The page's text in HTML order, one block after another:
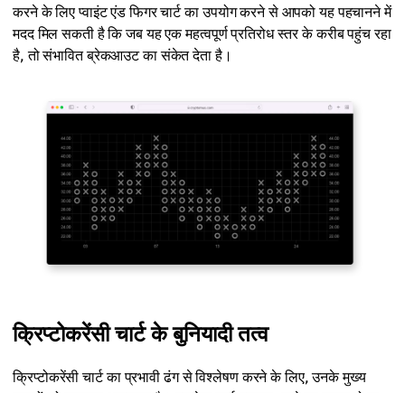
करने के लिए प्वाइंट एंड फिगर चार्ट का उपयोग करने से आपको यह पहचानने में
मदद मिल सकती है कि जब यह एक महत्वपूर्ण प्रतिरोध स्तर के करीब पहुंच रहा
है, तो संभावित ब्रेकआउट का संकेत देता है।
क्रिप्टोकरेंसी चार्ट के बुनियादी तत्व
क्रिप्टोकरेंसी चार्ट का प्रभावी ढंग से विश्लेषण करने के लिए, उनके मुख्य